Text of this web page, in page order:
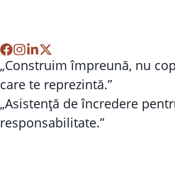
„Construim împreună, nu
care te reprezintă.”
„Asistență de încredere
responsabilitate.”